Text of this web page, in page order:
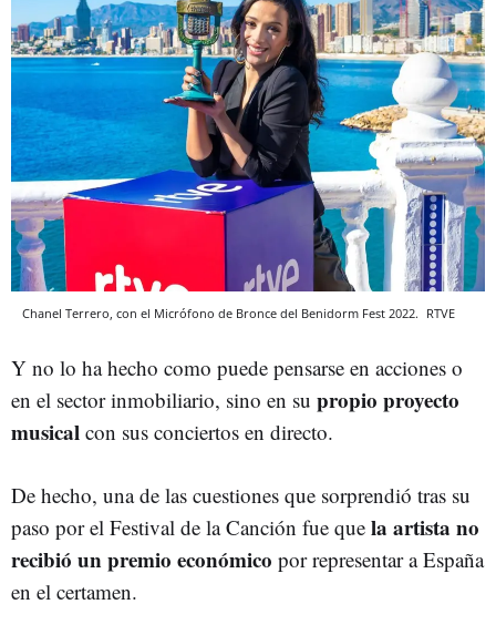
Chanel Terrero, con el Micrófono de Bronce del Benidorm Fest 2022. RTVE
Y no lo ha hecho como puede pensarse en acciones o
en el sector inmobiliario, sino en su propio proyecto
musical con sus conciertos en directo.
De hecho, una de las cuestiones que sorprendió tras su
paso por el Festival de la Canción fue que la artista no
recibió un premio económico por representar a España
en el certamen.